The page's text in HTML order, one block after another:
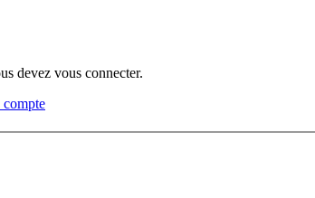
devez vous connecter.
compte